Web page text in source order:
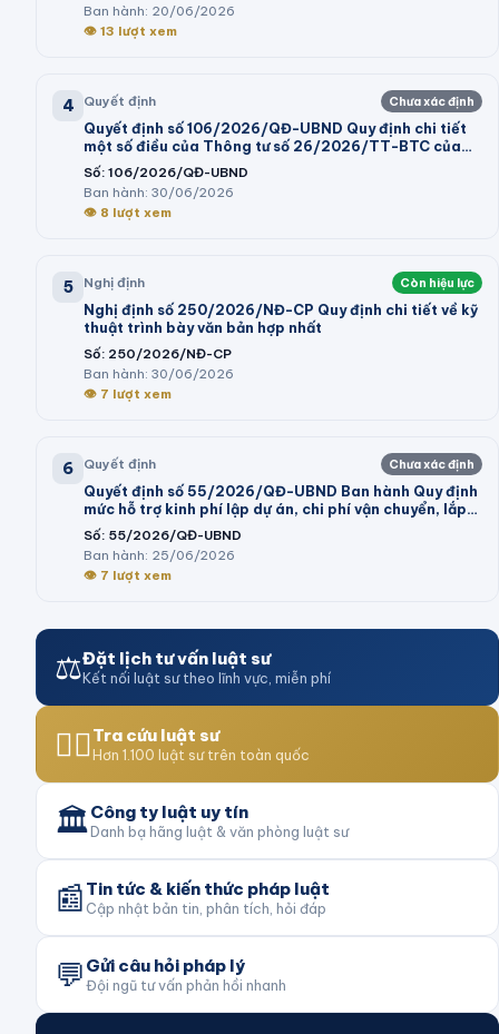
Ban hành: 20/06/2026
👁 13 lượt xem
4 Quyết định Chưa xác định
Quyết định số 106/2026/QĐ-UBND Quy định chi tiết
một số điều của Thông tư số 26/2026/TT-BTC của
Bộ trưởng Bộ Tài chính hướng dẫn thi hành một số điều
của Nghị định số 73/2026/NĐ-CP ngày 10 tháng 3
năm 2026 của Chính phủ quy định chi tiết và hướng
dẫn thi hành một số điều của Luật Ngân sách nhà nước
Số: 106/2026/QĐ-UBND
Ban hành: 30/06/2026
👁 8 lượt xem
5 Nghị định Còn hiệu lực
Nghị định số 250/2026/NĐ-CP Quy định chi tiết về kỹ
thuật trình bày văn bản hợp nhất
Số: 250/2026/NĐ-CP
Ban hành: 30/06/2026
👁 7 lượt xem
6 Quyết định Chưa xác định
Quyết định số 55/2026/QĐ-UBND Ban hành Quy định
mức hỗ trợ kinh phí lập dự án, chi phí vận chuyển, lắp
đặt máy móc, dây chuyền thiết bị vào cụm công
nghiệp theo Nghị định số 32/2024/NĐ-CP của Chính
phủ và trình tự, thủ tục thực hiện chính sách hỗ trợ tại
Nghị quyết số 05/2026/NQ-HĐND của Hội đồng nhân
Số: 55/2026/QĐ-UBND
Ban hành: 25/06/2026
👁 7 lượt xem
⚖️Đặt lịch tư vấn luật sư
Kết nối luật sư theo lĩnh vực, miễn phí
👨‍⚖️Tra cứu luật sư
Hơn 1.100 luật sư trên toàn quốc
🏛️Công ty luật uy tín
Danh bạ hãng luật & văn phòng luật sư
📰 Tin tức & kiến thức pháp luật
Cập nhật bản tin, phân tích, hỏi đáp
💬 Gửi câu hỏi pháp lý
Đội ngũ tư vấn phản hồi nhanh